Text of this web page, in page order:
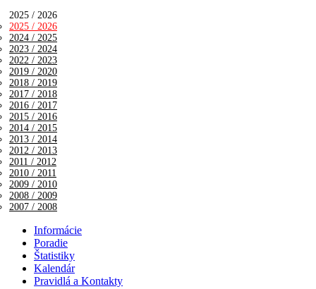
2025 / 2026
2025 / 2026
2024 / 2025
2023 / 2024
2022 / 2023
2019 / 2020
2018 / 2019
2017 / 2018
2016 / 2017
2015 / 2016
2014 / 2015
2013 / 2014
2012 / 2013
2011 / 2012
2010 / 2011
2009 / 2010
2008 / 2009
2007 / 2008
Informácie
Poradie
Štatistiky
Kalendár
Pravidlá a Kontakty